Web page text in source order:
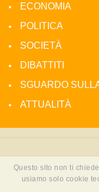
ECONOMIA
POLITICA
SOCIETÀ
DIBATTITI
SGUARDO
ATTUALITÀ
Questo sito non ti
usiamo solo cookie